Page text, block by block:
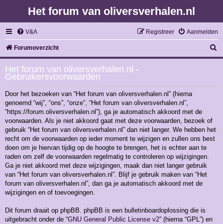
Het forum van oliversverhalen.nl
V&A Aanmelden
Registreer
Forumoverzicht
o
k
Het forum van oliversverhalen.nl -
Gebruikersvoorwaarden
Door het bezoeken van “Het forum van oliversverhalen.nl” (hierna
genoemd “wij”, “ons”, “onze”, “Het forum van oliversverhalen.nl”,
“https://forum.oliversverhalen.nl”), ga je automatisch akkoord met de
voorwaarden. Als je niet akkoord gaat met deze voorwaarden, bezoek of
gebruik “Het forum van oliversverhalen.nl” dan niet langer. We hebben het
recht om de voorwaarden op ieder moment te wijzigen en zullen ons best
doen om je hiervan tijdig op de hoogte te brengen, het is echter aan te
raden om zelf de voorwaarden regelmatig te controleren op wijzigingen.
Ga je niet akkoord met deze wijzigingen, maak dan niet langer gebruik
van “Het forum van oliversverhalen.nl”. Blijf je gebruik maken van “Het
forum van oliversverhalen.nl”, dan ga je automatisch akkoord met de
wijzigingen en of toevoegingen.
Dit forum draait op phpBB. phpBB is een bulletinboardoplossing die is
uitgebracht onder de “GNU General Public License v2” (hierna “GPL”) en